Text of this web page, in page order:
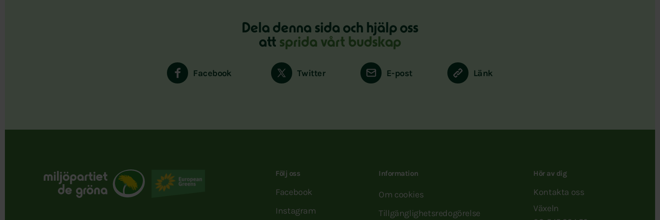
Dela denna sida och hjälp oss
att sprida vårt budskap
Facebook Twitter E-post Länk
Följ oss
Facebook
Instagram
Information
Om cookies
Tillgänglighetsredogörelse
Hör av dig
Kontakta oss
Växeln